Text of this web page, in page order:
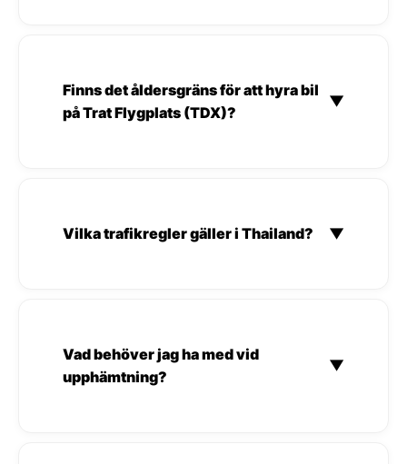
Finns det åldersgräns för att hyra bil
på Trat Flygplats (TDX)?
▼
Vilka trafikregler gäller i Thailand? ▼
Vad behöver jag ha med vid
upphämtning?
▼